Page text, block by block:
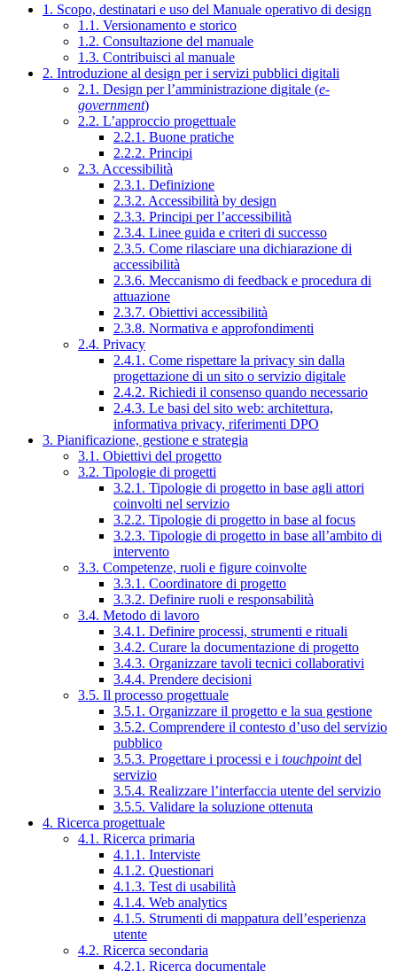
1. Scopo, destinatari e uso del Manuale operativo di design
1.1. Versionamento e storico
1.2. Consultazione del manuale
1.3. Contribuisci al manuale
2. Introduzione al design per i servizi pubblici digitali
2.1. Design per l’amministrazione digitale (e-
government)
2.2. L’approccio progettuale
2.2.1. Buone pratiche
2.2.2. Principi
2.3. Accessibilità
2.3.1. Definizione
2.3.2. Accessibilità by design
2.3.3. Principi per l’accessibilità
2.3.4. Linee guida e criteri di successo
2.3.5. Come rilasciare una dichiarazione di
accessibilità
2.3.6. Meccanismo di feedback e procedura di
attuazione
2.3.7. Obiettivi accessibilità
2.3.8. Normativa e approfondimenti
2.4. Privacy
2.4.1. Come rispettare la privacy sin dalla
progettazione di un sito o servizio digitale
2.4.2. Richiedi il consenso quando necessario
2.4.3. Le basi del sito web: architettura,
informativa privacy, riferimenti DPO
3. Pianificazione, gestione e strategia
3.1. Obiettivi del progetto
3.2. Tipologie di progetti
3.2.1. Tipologie di progetto in base agli attori
coinvolti nel servizio
3.2.2. Tipologie di progetto in base al focus
3.2.3. Tipologie di progetto in base all’ambito di
intervento
3.3. Competenze, ruoli e figure coinvolte
3.3.1. Coordinatore di progetto
3.3.2. Definire ruoli e responsabilità
3.4. Metodo di lavoro
3.4.1. Definire processi, strumenti e rituali
3.4.2. Curare la documentazione di progetto
3.4.3. Organizzare tavoli tecnici collaborativi
3.4.4. Prendere decisioni
3.5. Il processo progettuale
3.5.1. Organizzare il progetto e la sua gestione
3.5.2. Comprendere il contesto d’uso del servizio
pubblico
3.5.3. Progettare i processi e i touchpointdel
servizio
3.5.4. Realizzare l’interfaccia utente del servizio
3.5.5. Validare la soluzione ottenuta
4. Ricerca progettuale
4.1. Ricerca primaria
4.1.1. Interviste
4.1.2. Questionari
4.1.3. Test di usabilità
4.1.4. Web analytics
4.1.5. Strumenti di mappatura dell’esperienza
utente
4.2. Ricerca secondaria
4.2.1. Ricerca documentale